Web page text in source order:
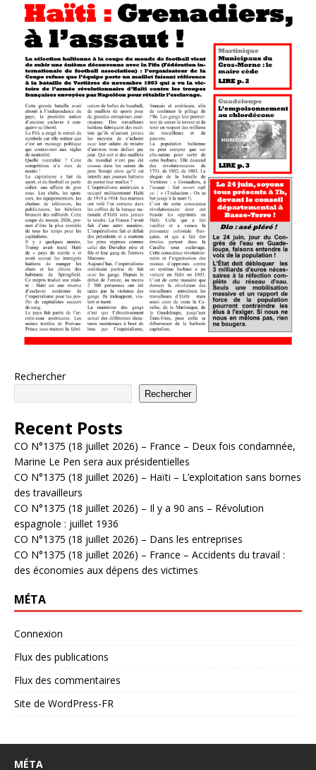
Rechercher
Rechercher
Recent Posts
CO N°1375 (18 juillet 2026) – France – Deux fois condamnée,
Marine Le Pen sera aux présidentielles
CO N°1375 (18 juillet 2026) – Haïti – L’exploitation sans bornes
des travailleurs
CO N°1375 (18 juillet 2026) – Il y a 90 ans – Révolution
espagnole : juillet 1936
CO N°1375 (18 juillet 2026) – Dans les entreprises
CO N°1375 (18 juillet 2026) – France – Accidents du travail :
des économies aux dépens des victimes
MÉTA
Connexion
Flux des publications
Flux des commentaires
Site de WordPress-FR
MÉTA